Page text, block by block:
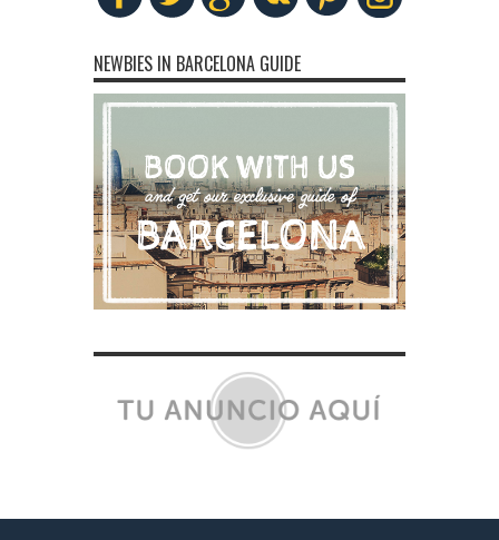
NEWBIES IN BARCELONA GUIDE